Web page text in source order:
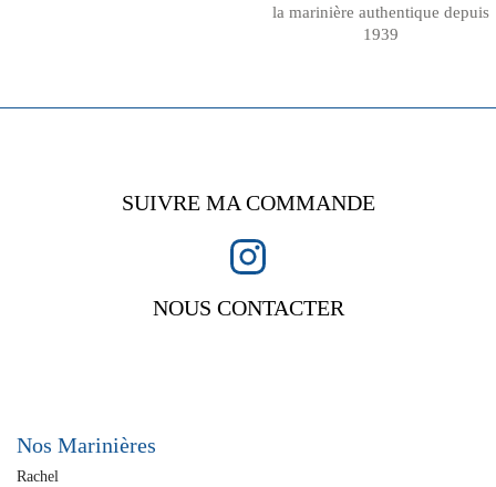
la marinière authentique depuis
1939
SUIVRE MA COMMANDE
NOUS CONTACTER
Nos Marinières
Rachel